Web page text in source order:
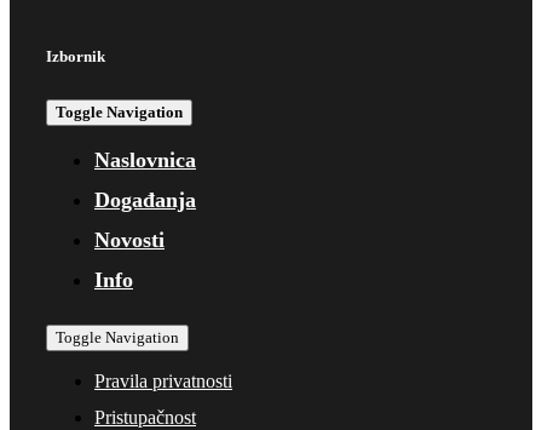
Izbornik
Toggle Navigation
Naslovnica
Događanja
Novosti
Info
Toggle Navigation
Pravila privatnosti
Pristupačnost